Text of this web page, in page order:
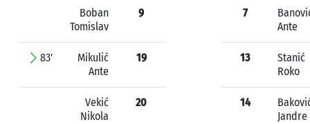
Boban
Tomislav
9
83'
Mikulić
Ante
19
Vekić
Nikola
20
7
Ante
13
Stanić
Roko
14
Jandre